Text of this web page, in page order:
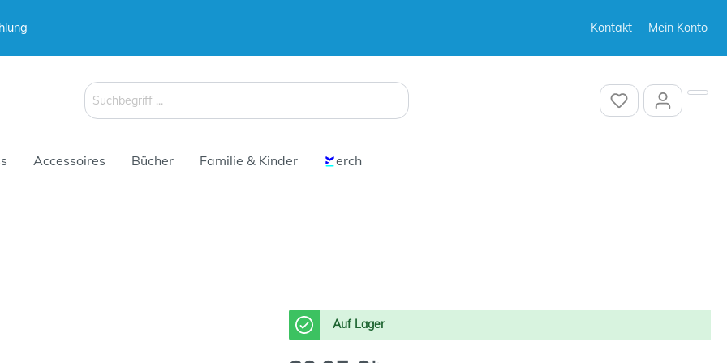
Kontakt Mein Konto
Accessoires Bücher Familie & Kinder erch
Auf Lager
Schirme